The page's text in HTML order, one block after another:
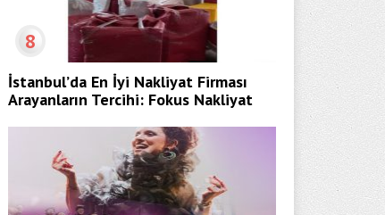
8
İstanbul’da En İyi Nakliyat Firması
Arayanların Tercihi: Fokus Nakliyat